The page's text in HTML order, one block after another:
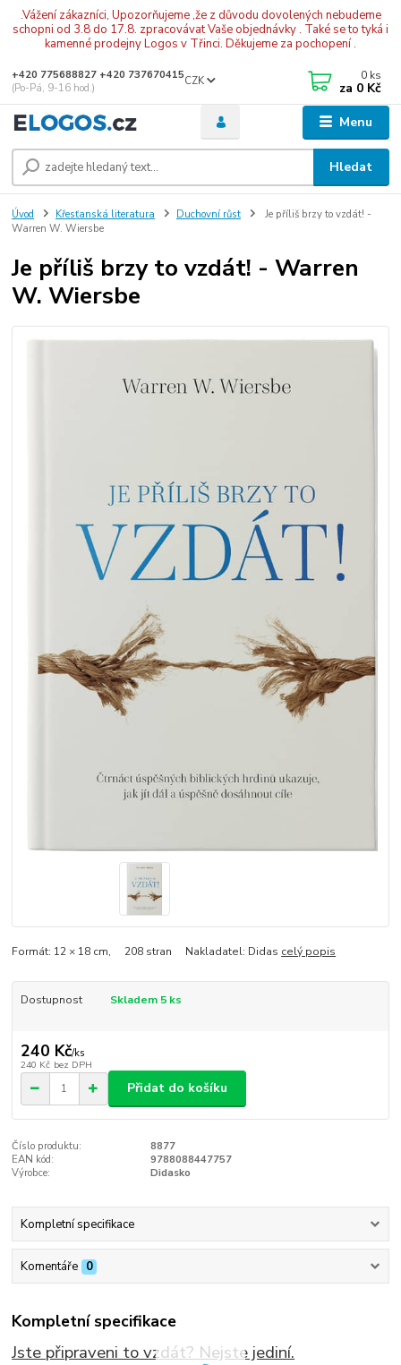
.Vážení zákazníci, Upozorňujeme ,že z důvodu dovolených nebudeme
schopni od 3.8 do 17.8. zpracovávat Vaše objednávky . Také se to tyká i
kamenné prodejny Logos v Třinci. Děkujeme za pochopení .
Menu
CZK
Hledat
+420 775688827 +420 737670415
(Po-Pá, 9-16 hod.)
0 ks
za 0 Kč
Úvod Křesťanská literatura Duchovní růst
Je příliš brzy to vzdát! -
Warren W. Wiersbe
Je příliš brzy to vzdát! - Warren
W. Wiersbe
Formát: 12 × 18 cm, 208 stran Nakladatel: Didas celý popis
Dostupnost Skladem 5 ks
240 Kč/ks
240 Kč bez DPH
Přidat do košíku
Číslo produktu:
8877
EAN kód:
9788088447757
Výrobce:
Didasko
Kompletní specifikace
Komentáře 0
Kompletní specifikace
Jste připraveni to vzdát? Nejste jediní.